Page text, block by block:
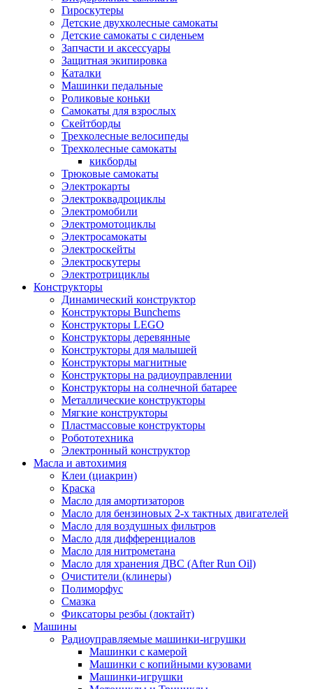
Гироскутеры
Детские двухколесные самокаты
Детские самокаты с сиденьем
Запчасти и аксессуары
Защитная экипировка
Каталки
Машинки педальные
Роликовые коньки
Самокаты для взрослых
Скейтборды
Трехколесные велосипеды
Трехколесные самокаты
кикборды
Трюковые самокаты
Электрокарты
Электроквадроциклы
Электромобили
Электромотоциклы
Электросамокаты
Электроскейты
Электроскутеры
Электротрициклы
Конструкторы
Динамический конструктор
Конструкторы Bunchems
Конструкторы LEGO
Конструкторы деревянные
Конструкторы для малышей
Конструкторы магнитные
Конструкторы на радиоуправлении
Конструкторы на солнечной батарее
Металлические конструкторы
Мягкие конструкторы
Пластмассовые конструкторы
Робототехника
Электронный конструктор
Масла и автохимия
Клеи (циакрин)
Краска
Масло для амортизаторов
Масло для бензиновых 2-х тактных двигателей
Масло для воздушных фильтров
Масло для дифференциалов
Масло для нитрометана
Масло для хранения ДВС (After Run Oil)
Очистители (клинеры)
Полиморфус
Смазка
Фиксаторы резбы (локтайт)
Машины
Радиоуправляемые машинки-игрушки
Машинки с камерой
Машинки с копийными кузовами
Машинки-игрушки